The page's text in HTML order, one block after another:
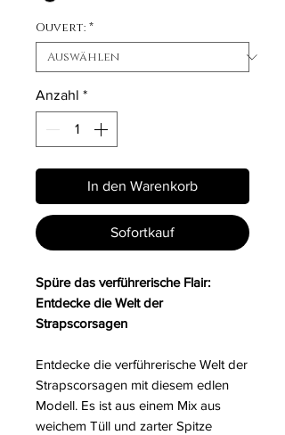
Ouvert: *
Anzahl *
In den Warenkorb
Sofortkauf
Spüre das verführerische Flair:
Entdecke die Welt der
Strapscorsagen
Entdecke die verführerische Welt der
Strapscorsagen mit diesem edlen
Modell. Es ist aus einem Mix aus
weichem Tüll und zarter Spitze